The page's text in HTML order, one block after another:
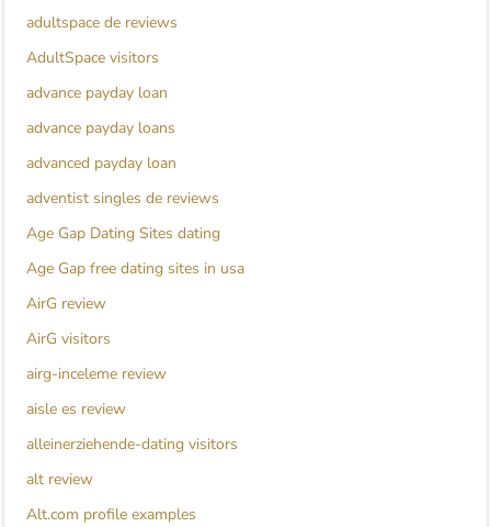
adultspace de reviews
AdultSpace visitors
advance payday loan
advance payday loans
advanced payday loan
adventist singles de reviews
Age Gap Dating Sites dating
Age Gap free dating sites in usa
AirG review
AirG visitors
airg-inceleme review
aisle es review
alleinerziehende-dating visitors
alt review
Alt.com profile examples